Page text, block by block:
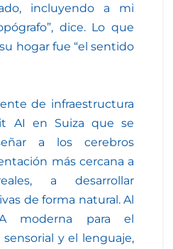
incluyendo a mi
dice. Lo que
hogar fue “el sentido
de infraestructura
AI en Suiza que se
a los cerebros
más cercana a
a desarrollar
de forma natural. Al
moderna para el
y el lenguaje,